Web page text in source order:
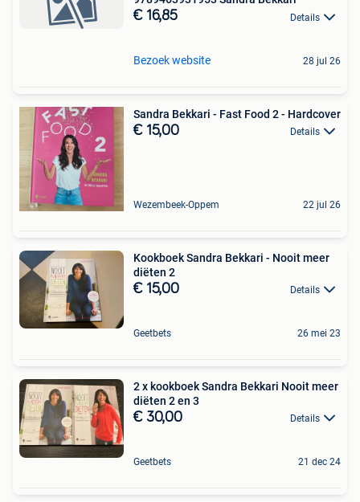
€ 16,85 Details
Bezoek website 28 jul 26
Sandra Bekkari - Fast Food 2 - Hardcover
€ 15,00 Details
Wezembeek-Oppem 22 jul 26
Kookboek Sandra Bekkari - Nooit meer
diëten 2
€ 15,00 Details
Geetbets 26 mei 23
2 x kookboek Sandra Bekkari Nooit meer
diëten 2 en 3
€ 30,00 Details
Geetbets 21 dec 24